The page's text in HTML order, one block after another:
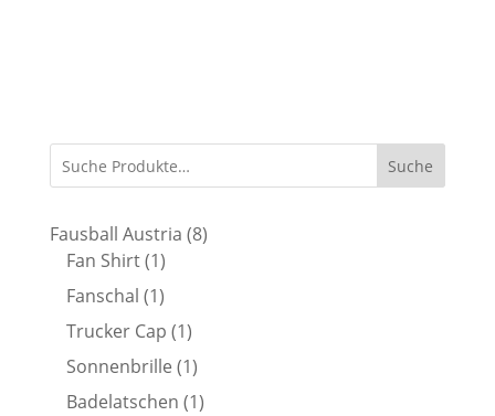
Suche
Fausball Austria 88
Fan Shirt 11
Produkt
Fanschal 11
Produkt
Trucker Cap 11
Produkt
Sonnenbrille 11
Produkt
Badelatschen 11